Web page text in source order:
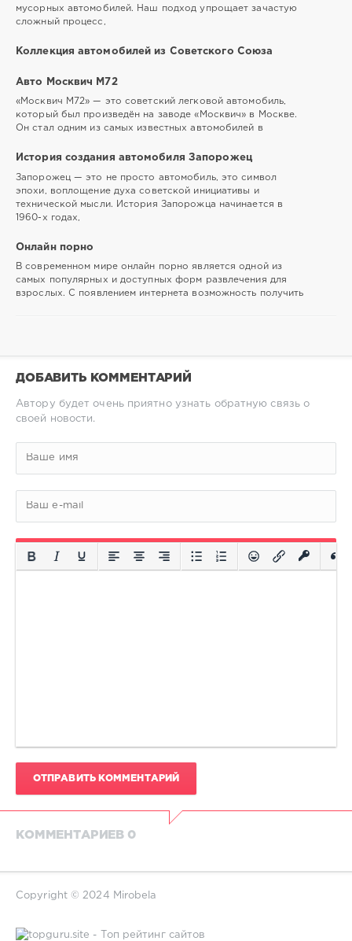
мусорных автомобилей. Наш подход упрощает зачастую
сложный процесс,
Коллекция автомобилей из Советского Союза
Авто Москвич М72
«Москвич М72» — это советский легковой автомобиль,
который был произведён на заводе «Москвич» в Москве.
Он стал одним из самых известных автомобилей в
История создания автомобиля Запорожец
Запорожец — это не просто автомобиль, это символ
эпохи, воплощение духа советской инициативы и
технической мысли. История Запорожца начинается в
1960-х годах,
Онлайн порно
В современном мире онлайн порно является одной из
самых популярных и доступных форм развлечения для
взрослых. С появлением интернета возможность получить
ДОБАВИТЬ КОММЕНТАРИЙ
Автору будет очень приятно узнать обратную связь о
своей новости.
ОТПРАВИТЬ КОММЕНТАРИЙ
КОММЕНТАРИЕВ 0
Copyright © 2024 Mirobela